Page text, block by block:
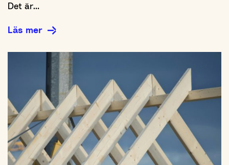
Det är…
Läs mer